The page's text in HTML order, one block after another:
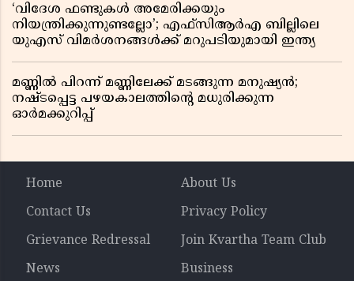
‘വിദേശ ഫണ്ടുകൾ അമേരിക്കയും
നിയന്ത്രിക്കുന്നുണ്ടല്ലോ’; എഫ്സിആർഎ ബില്ലിലെ
യുഎസ് വിമർശനങ്ങൾക്ക് മറുപടിയുമായി ഇന്ത്യ
മണ്ണിൽ പിറന്ന് മണ്ണിലേക്ക് മടങ്ങുന്ന മനുഷ്യൻ;
നഷ്ടപ്പെട്ട പഴയകാലത്തിൻ്റെ മധുരിക്കുന്ന
ഓർമക്കുറിപ്പ്
Home
About Us
Contact Us
Privacy Policy
Grievance Redressal
Join Kvartha Team Club
News
Business